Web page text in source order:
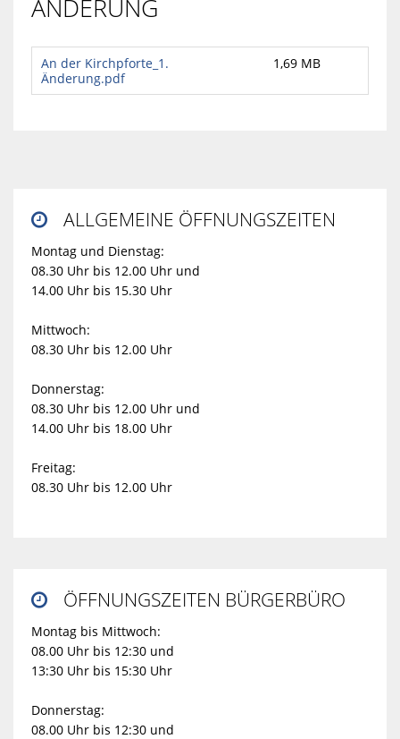
ÄNDERUNG
An der Kirchpforte_1.
Änderung.pdf
1,69 MB
 ALLGEMEINE ÖFFNUNGSZEITEN
Montag und Dienstag:
08.30 Uhr bis 12.00 Uhr und
14.00 Uhr bis 15.30 Uhr
Mittwoch:
08.30 Uhr bis 12.00 Uhr
Donnerstag:
08.30 Uhr bis 12.00 Uhr und
14.00 Uhr bis 18.00 Uhr
Freitag:
08.30 Uhr bis 12.00 Uhr
 ÖFFNUNGSZEITEN BÜRGERBÜRO
Montag bis Mittwoch:
08.00 Uhr bis 12:30 und
13:30 Uhr bis 15:30 Uhr
Donnerstag:
08.00 Uhr bis 12:30 und